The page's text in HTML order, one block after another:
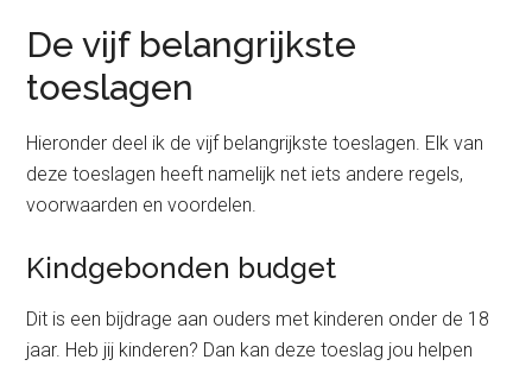
De vijf belangrijkste
toeslagen
Hieronder deel ik de vijf belangrijkste toeslagen. Elk van
deze toeslagen heeft namelijk net iets andere regels,
voorwaarden en voordelen.
Kindgebonden budget
Dit is een bijdrage aan ouders met kinderen onder de 18
jaar. Heb jij kinderen? Dan kan deze toeslag jou helpen